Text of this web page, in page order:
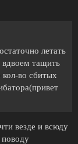
летать
тащить
кол-во сбитых
везде и всюду